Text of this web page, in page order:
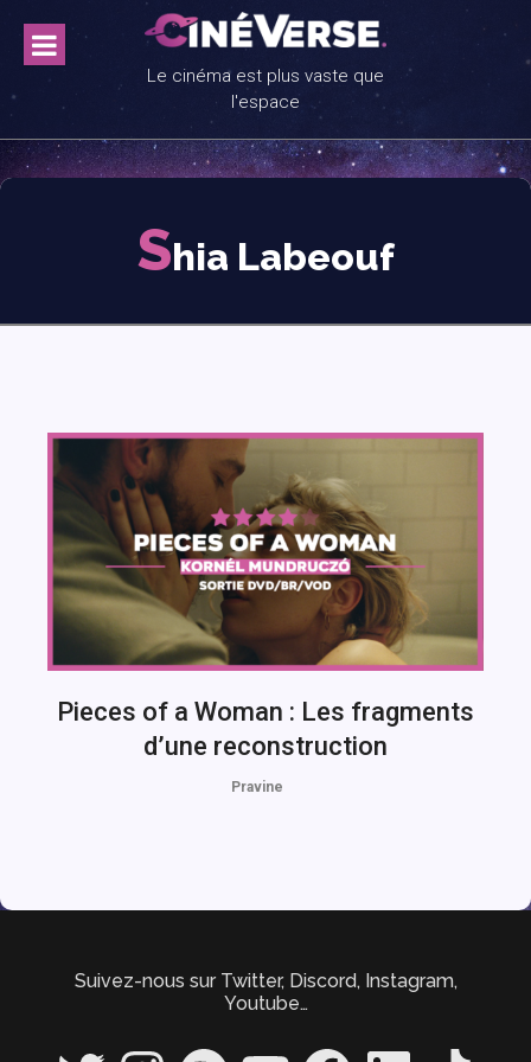
content
Le cinéma est plus vaste que
l'espace
Shia Labeouf
Pieces of a Woman : Les fragments
d’une reconstruction
Pravine
Suivez-nous sur Twitter, Discord, Instagram,
Youtube…
Twitter InstagramSpotify YouTube FacebookLinkedIn TikTok